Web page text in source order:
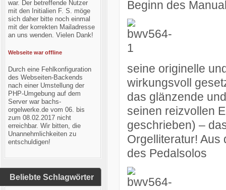
war. Der betreffende Nutzer
mit den Initialien F. S. möge
sich daher bitte noch einmal
mit der korrekten Mailadresse
an uns wenden. Vielen Dank!
Webseite war offline
Durch eine Fehlkonfiguration
des Webseiten-Backends
nach einer Umstellung der
PHP-Umgebung auf dem
Server war bachs-
orgelwerke.de vom 06. bis
zum 08.02.2017 nicht
erreichbar. Wir bitten, die
Unannehmlichkeiten zu
entschuldigen!
Beliebte Schlagwörter
Beginn des
seine originelle
wirkungsvoll
das glänzende
seinen reizvollen
geschrieben) –
Orgelliteratur! Aus
des Pedalsolos